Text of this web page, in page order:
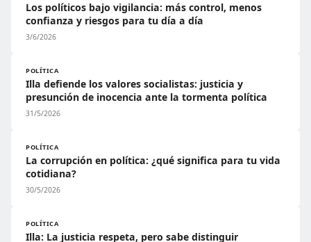
Los políticos bajo vigilancia: más control, menos
confianza y riesgos para tu día a día
3/6/2026
POLÍTICA
Illa defiende los valores socialistas: justicia y
presunción de inocencia ante la tormenta política
31/5/2026
POLÍTICA
La corrupción en política: ¿qué significa para tu vida
cotidiana?
30/5/2026
POLÍTICA
Illa: La justicia respeta, pero sabe distinguir